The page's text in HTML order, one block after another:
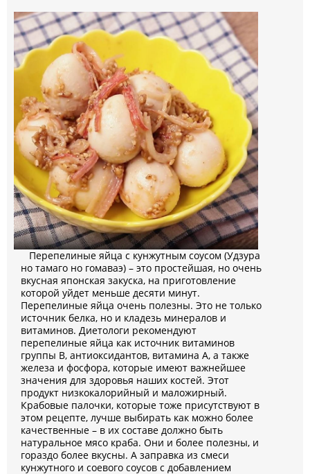
Перепелиные яйца с кунжутным соусом (Удзура
но тамаго но гомаваэ) – это простейшая, но очень
вкусная японская закуска, на приготовление
которой уйдет меньше десяти минут.
Перепелиные яйца очень полезны. Это не только
источник белка, но и кладезь минералов и
витаминов. Диетологи рекомендуют
перепелиные яйца как источник витаминов
группы В, антиоксидантов, витамина А, а также
железа и фосфора, которые имеют важнейшее
значения для здоровья наших костей. Этот
продукт низкокалорийный и маложирный.
Крабовые палочки, которые тоже присутствуют в
этом рецепте, лучше выбирать как можно более
качественные – в их составе должно быть
натуральное мясо краба. Они и более полезны, и
гораздо более вкусны. А заправка из смеси
кунжутного и соевого соусов с добавлением